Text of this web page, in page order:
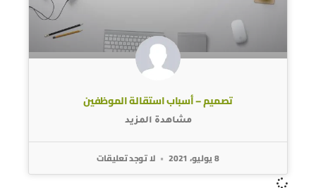
تصميم – أسباب استقالة الموظفين
مشاهدة المزيد
8 يوليو، 2021 لا توجد تعليقات